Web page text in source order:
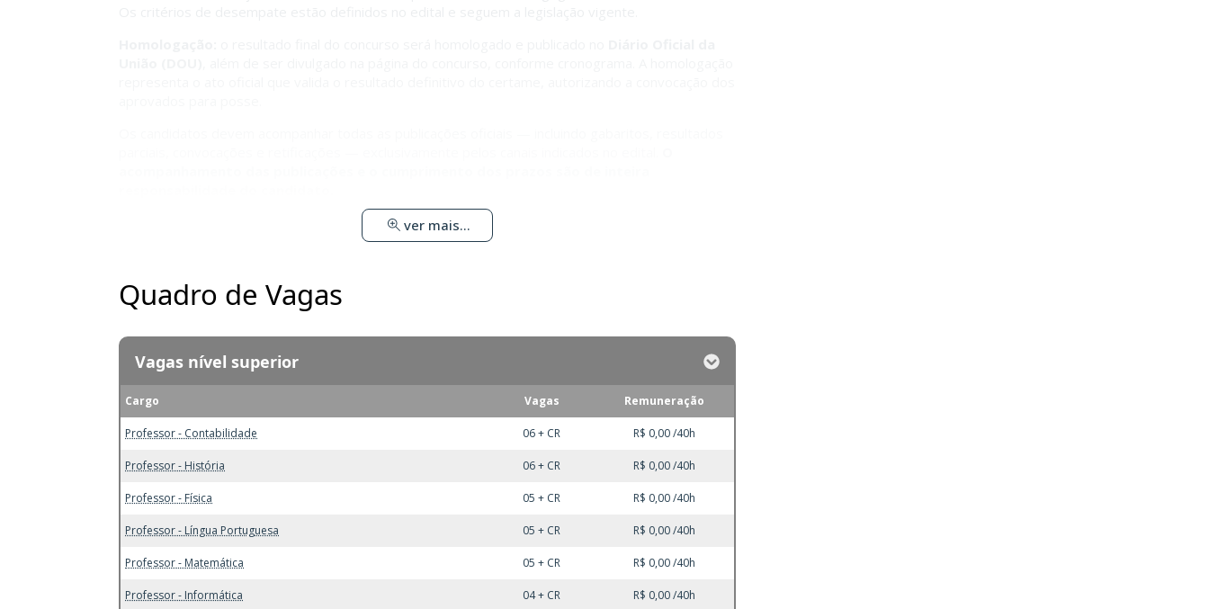
ver mais...
Quadro de Vagas
Vagas nível superior
Cargo Vagas Remuneração
Professor - Contabilidade 06 + CR R$ 0,00 /40h
Professor - História 06 + CR R$ 0,00 /40h
Professor - Física 05 + CR R$ 0,00 /40h
Professor - Língua Portuguesa 05 + CR R$ 0,00 /40h
Professor - Matemática 05 + CR R$ 0,00 /40h
Professor - Informática 04 + CR R$ 0,00 /40h